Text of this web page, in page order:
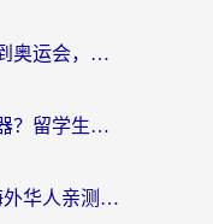
海外怎么看英超？从欧洲杯到奥运会，一份让你不卡壳的中文解说观看指南
国外看国内视频用什么加速器？留学生和海外华人的实用指南
国外登录不上交管12123？海外华人亲测有效的回国加速器选择指南